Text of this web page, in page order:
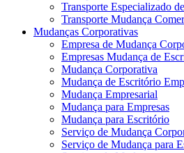
Transporte Especializado
Transporte Mudança
Mudanças Corporativas
Empresa de Mudança
Empresas Mudança de
Mudança Corporativa
Mudança de Escritório
Mudança Empresarial
Mudança para Empresas
Mudança para Escritório
Serviço de Mudança
Serviço de Mudança para